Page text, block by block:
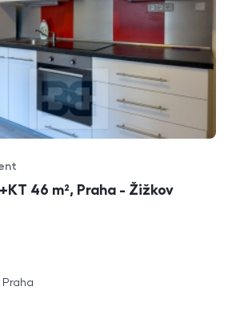
46 m², Praha - Žižkov
Praha